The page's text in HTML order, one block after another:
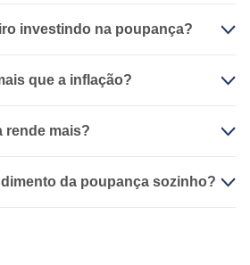
investindo na poupança?
que a inflação?
rende mais?
da poupança sozinho?